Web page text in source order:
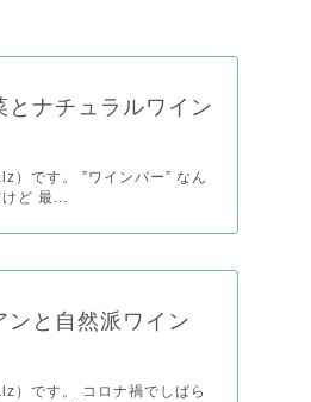
ナチュラルワイン
）です。 ”ワインバー” なん
ど 最...
ンと自然派ワイン
）です。 コロナ禍でしばら